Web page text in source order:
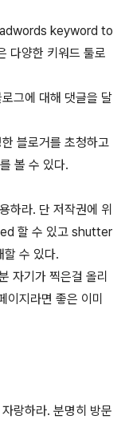
keyword to
양한 키워드 툴로
그에 대해 댓글을 달
블로거를 초청하고
볼 수 있다.
하라. 단 저작권에 위
할 수 있고 shutter
수 있다.
자기가 찍은걸 올리
이지라면 좋은 이미
랑하라. 분명히 방문